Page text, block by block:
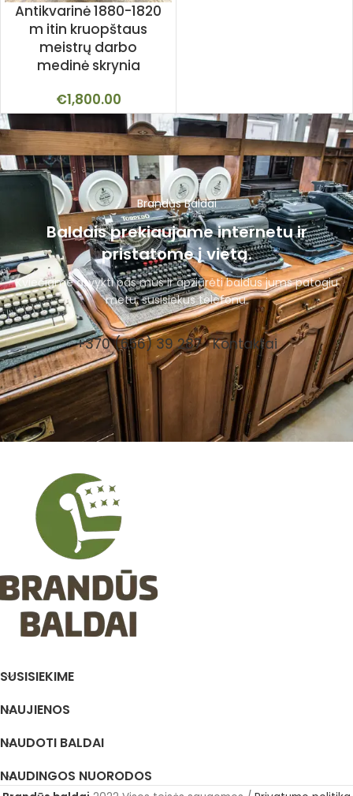
Antikvarinė 1880-1820
m itin kruopštaus
meistrų darbo
medinė skrynia
€1,800.00
Brandūs Baldai
Baldais prekiaujame internetu ir
pristatome į vietą.
Kviečiame atvykti pas mus ir apžiūrėti baldus jums patogiu
metu, susisiekus telefonu.
+370 (656) 39 287 Kontaktai
SUSISIEKIME
NAUJIENOS
NAUDOTI BALDAI
NAUDINGOS NUORODOS